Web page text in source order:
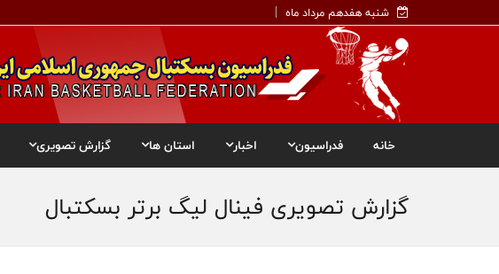
شنبه هفدهم مرداد ماه
خانه فدراسیون اخبار استان ها گزارش تصویری
گزارش تصویری فینال لیگ برتر بسکتبال